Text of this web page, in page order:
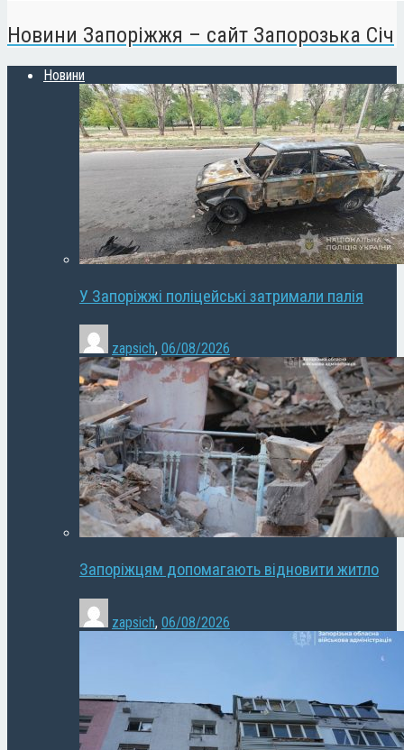
Новини Запоріжжя – сайт Запорозька Січ
Новини
У Запоріжжі поліцейські затримали палія
zapsich, 06/08/2026
Запоріжцям допомагають відновити житло
zapsich, 06/08/2026